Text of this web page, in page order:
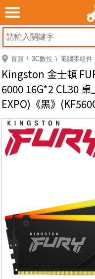
首頁 3C數位 電腦零組件
Kingston 金士頓
6000 16G*2 CL30
EXPO)《黑》